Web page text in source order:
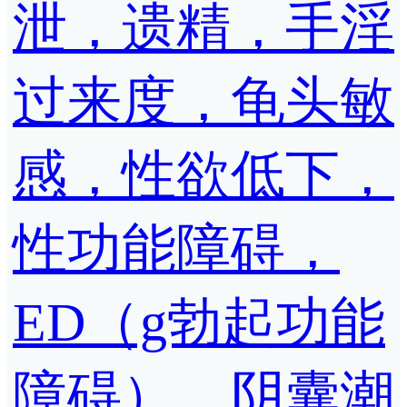
泄，遗精，手淫
过来度，龟头敏
感，性欲低下，
性功能障碍，
ED（g勃起功能